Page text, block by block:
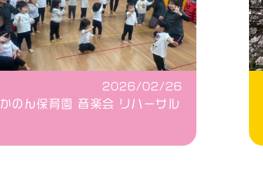
2026/02/26
かのん保育園 音楽会 リハーサル